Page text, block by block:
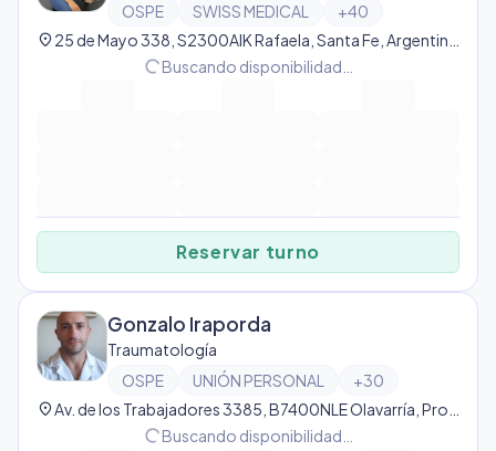
OSPE
SWISS MEDICAL +40
location_on
progress_activityBuscando disponibilidad…
Reservar turno
Gonzalo Iraporda
Traumatología
OSPE
UNIÓN PERSONAL +30
location_on
progress_activityBuscando disponibilidad…